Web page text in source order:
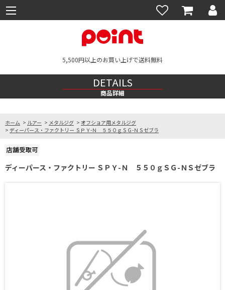
5,500円以上のお買い上げで送料無料
DETAILS
商品詳細
ホーム > ルアー > メタルジグ > オフショア用メタルジグ
> ディーパース・ファクトリー ＳＰＹ-Ｎ ５５０ｇＳＧ-ＮＳゼブラ
ディーパース・ファクトリー ＳＰＹ-Ｎ ５５０ｇＳＧ-ＮＳゼブラ